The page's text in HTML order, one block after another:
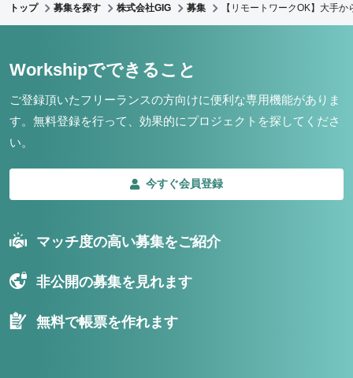
トップ 募集を探す 株式会社GIG 募集 【リモートワークOK】大手
Workshipでできること
ご登録頂いたフリーランスの方向けに便利な専用機能がありま
す。 無料登録を行って、効果的にプロジェクトを探してくださ
い。
今すぐ会員登録
マッチ度の高い募集をご紹介
非公開の募集を見れます
無料で帳票を作れます